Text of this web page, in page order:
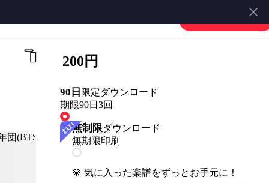
会員登録・ログイン
200円
90日 限定ダウンロード
期限90日 3回
無制限ダウンロード
無期限印刷
💎 気に入った楽譜をずっとお手元に！